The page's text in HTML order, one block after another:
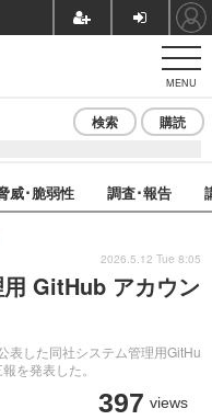
MENU
検索 購読
威･脆弱性 調査･報告
GitHub アカウン
した同社システム管理用GitHu
を発表した。
397 views
2026.5.12 Tue 8:05